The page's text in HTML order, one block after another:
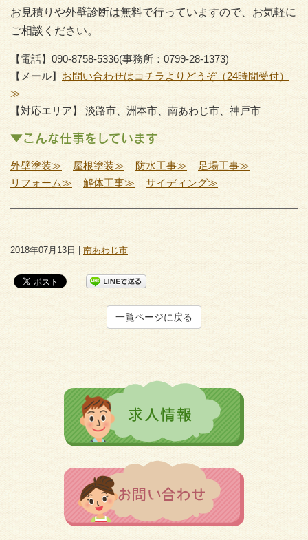
お見積りや外壁診断は無料で行っていますので、お気軽に
ご相談ください。
【電話】090-8758-5336(事務所：0799-28-1373)
【メール】 お問い合わせはコチラよりどうぞ（24時間受付）
≫
【対応エリア】 淡路市、洲本市、南あわじ市、神戸市
▼こんな仕事をしています
外壁塗装≫ 屋根塗装≫ 防水工事≫
足場工事≫
リフォーム≫
解体工事≫ サイディング≫
2018年07月13日 | 南あわじ市
一覧ページに戻る